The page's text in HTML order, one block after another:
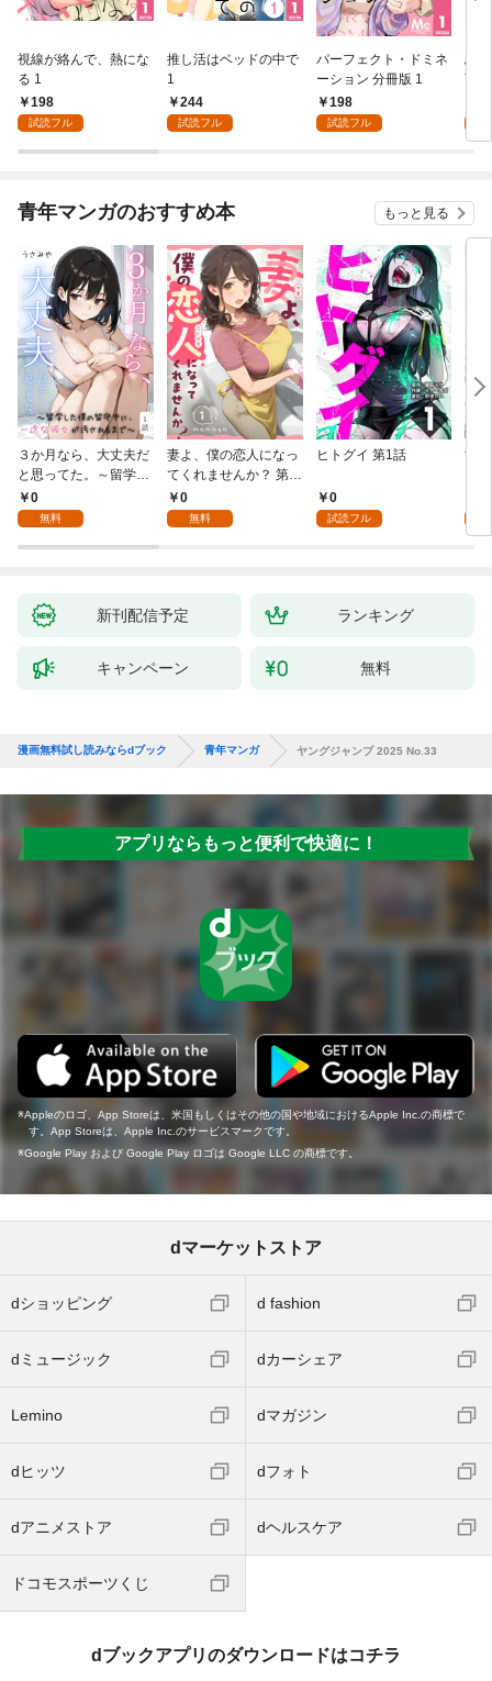
視線が絡んで、熱にな
る 1
198
試読フル
推し活はベッドの中で
1
244
試読フル
パーフェクト・ドミネ
ーション 分冊版 1
198
試読フル
ふ
言
青年マンガのおすすめ本 もっと見る
３か月なら、大丈夫だ
と思ってた。～留学し
た僕の留守中に、一途
な彼女が汚されるまで
0
無料
妻よ、僕の恋人になっ
てくれませんか？ 第1
話0
無料
ヒトグイ 第1話
0
試読フル
世
新刊配信予定 ランキング
キャンペーン 無料
漫画無料試し読みならdブック 青年マンガ ヤングジャンプ 2025 No.33
アプリならもっと便利で快適に！
Appleのロゴ、App Storeは、米国もしくはその他の国や地域におけるApple Inc.の商標で
す。App Storeは、Apple Inc.のサービスマークです。
Google Play および Google Play ロゴは Google LLC の商標です。
dマーケットストア
dショッピング d fashion
dミュージック dカーシェア
Lemino dマガジン
dヒッツ dフォト
dアニメストア dヘルスケア
ドコモスポーツくじ
dブックアプリのダウンロードはコチラ